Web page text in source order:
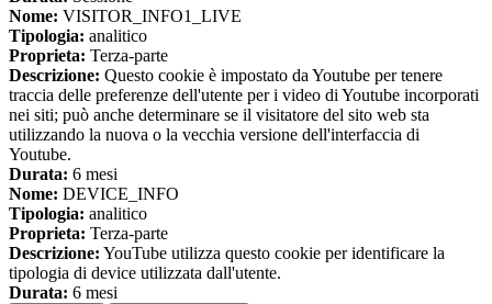
Nome: VISITOR_INFO1_LIVE
Tipologia: analitico
Proprieta: Terza-parte
Descrizione: Questo cookie è impostato da Youtube per tenere
traccia delle preferenze dell'utente per i video di Youtube incorporati
nei siti; può anche determinare se il visitatore del sito web sta
utilizzando la nuova o la vecchia versione dell'interfaccia di
Youtube.
Durata: 6 mesi
Nome: DEVICE_INFO
Tipologia: analitico
Proprieta: Terza-parte
Descrizione: YouTube utilizza questo cookie per identificare la
tipologia di device utilizzata dall'utente.
Durata: 6 mesi